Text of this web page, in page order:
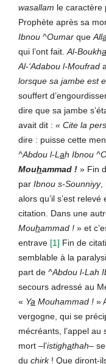
wasallam le caractère
Prophète après sa
Ibnou ^Oumar que Alla
qui l’ont fait. Al-Boukha
Al-‘Adabou l-Moufrad
lorsque sa jambe est
souffert
dire que sa jambe
avait dit : « Cite la
dire : puisse cette
^Abdou l-L ah Ibnou
Mouhammad ! » Fin
par Ibnou s-Sounniyy,
alors qu’il s’est
citation. Dans une
Mouhammad ! » et
entrave [1] Fin de
semblable à la
part de ^Abdou l-Lah
secours adressé au
« Ya Mouhammad ! »
vergogne, qui se
mécréants, l’appel
mort –l’istighathah–
du chirk! Que diront-